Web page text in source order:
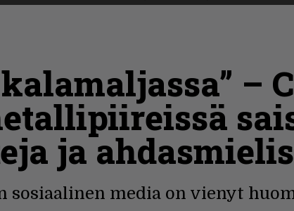
–
ja
sosiaalinen media on vienyt